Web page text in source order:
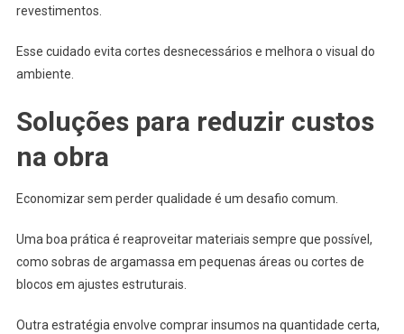
revestimentos.
Esse cuidado evita cortes desnecessários e melhora o visual do
ambiente.
Soluções para reduzir custos
na obra
Economizar sem perder qualidade é um desafio comum.
Uma boa prática é reaproveitar materiais sempre que possível,
como sobras de argamassa em pequenas áreas ou cortes de
blocos em ajustes estruturais.
Outra estratégia envolve comprar insumos na quantidade certa,